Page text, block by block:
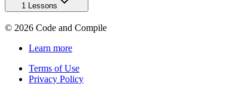
1 Lessons
© 2026 Code and Compile
Learn more
Terms of Use
Privacy Policy